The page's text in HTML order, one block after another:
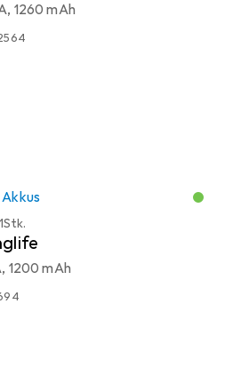
1260 mAh
1200 mAh